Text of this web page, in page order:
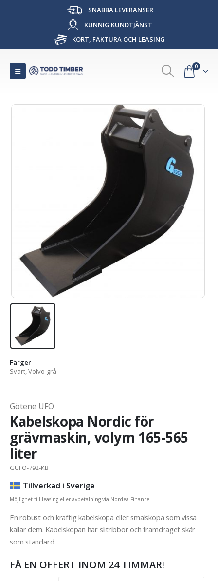
SNABBA LEVERANSER
KUNNIG KUNDTJÄNST
KORT, FAKTURA OCH LEASING
0
Färger
Svart, Volvo-grå
Götene UFO
Kabelskopa Nordic för
grävmaskin, volym 165-565
liter
GUFO-792-KB
Tillverkad i Sverige
Möjlighet till leasing eller avbetalning via Nordea Finance.
En robust och kraftig kabelskopa eller smalskopa som vissa
kallar dem. Kabelskopan har slitribbor och framdraget skär
som standard.
FÅ EN OFFERT INOM 24 TIMMAR!